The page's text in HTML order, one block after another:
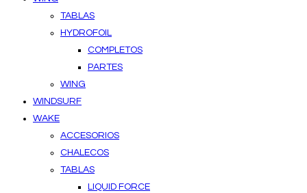
TABLAS
HYDROFOIL
COMPLETOS
PARTES
WING
WINDSURF
WAKE
ACCESORIOS
CHALECOS
TABLAS
LIQUID FORCE